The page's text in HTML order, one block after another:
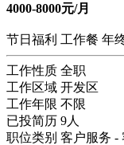
4000-8000元/月
节日福利 工作餐 年
工作性质 全职
工作区域 开发区
工作年限 不限
已投简历 9人
职位类别 客户服务 -